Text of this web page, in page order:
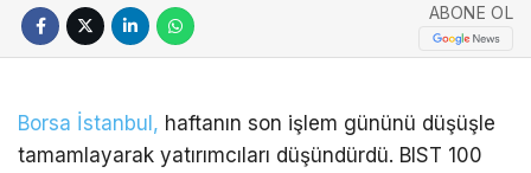
ABONE OL
Borsa İstanbul, haftanın son işlem gününü düşüşle
tamamlayarak yatırımcıları düşündürdü. BIST 100